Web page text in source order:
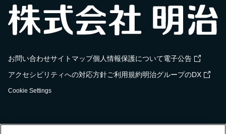
お問い合わせサイトマップ個人情報保護について電子公告
アクセシビリティへの対応方針ご利用規約明治グループのDX
Cookie Settings